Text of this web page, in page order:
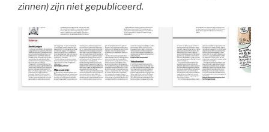
zinnen) zijn niet gepubliceerd.